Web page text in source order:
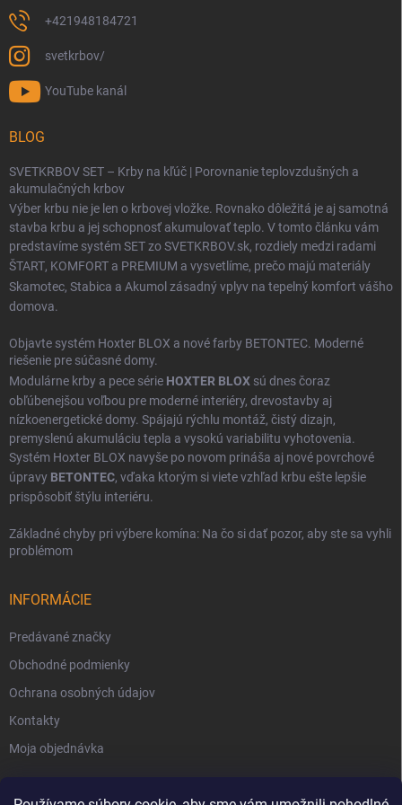
+421948184721
svetkrbov/
YouTube kanál
BLOG
SVETKRBOV SET – Krby na kľúč | Porovnanie teplovzdušných a
akumulačných krbov
Výber krbu nie je len o krbovej vložke. Rovnako dôležitá je aj samotná
stavba krbu a jej schopnosť akumulovať teplo. V tomto článku vám
predstavíme systém SET zo SVETKRBOV.sk, rozdiely medzi radami
ŠTART, KOMFORT a PREMIUM a vysvetlíme, prečo majú materiály
Skamotec, Stabica a Akumol zásadný vplyv na tepelný komfort vášho
domova.
Objavte systém Hoxter BLOX a nové farby BETONTEC. Moderné
riešenie pre súčasné domy.
Modulárne krby a pece série HOXTER BLOX sú dnes čoraz
obľúbenejšou voľbou pre moderné interiéry, drevostavby aj
nízkoenergetické domy. Spájajú rýchlu montáž, čistý dizajn,
premyslenú akumuláciu tepla a vysokú variabilitu vyhotovenia.
Systém Hoxter BLOX navyše po novom prináša aj nové povrchové
úpravy BETONTEC, vďaka ktorým si viete vzhľad krbu ešte lepšie
prispôsobiť štýlu interiéru.
Základné chyby pri výbere komína: Na čo si dať pozor, aby ste sa vyhli
problémom
INFORMÁCIE
Predávané značky
Obchodné podmienky
Ochrana osobných údajov
Kontakty
Moja objednávka